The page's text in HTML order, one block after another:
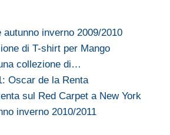
inverno 2009/2010
di T-shirt per Mango
collezione di…
Oscar de la Renta
sul Red Carpet a New York
inverno 2010/2011